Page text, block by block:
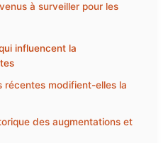
à surveiller pour les
influencent la
récentes modifient-elles la
des augmentations et